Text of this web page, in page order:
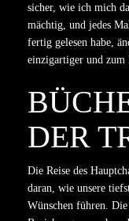
sicher, wie ich mich
mächtig, und jedes
fertig gelesen habe,
einzigartiger und zum
DER
Die Reise des
daran, wie unsere
Wünschen führen.